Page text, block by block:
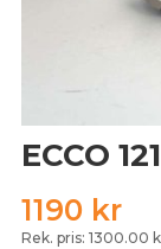
ECCO
1190 kr
Rek. pris: 1300.00